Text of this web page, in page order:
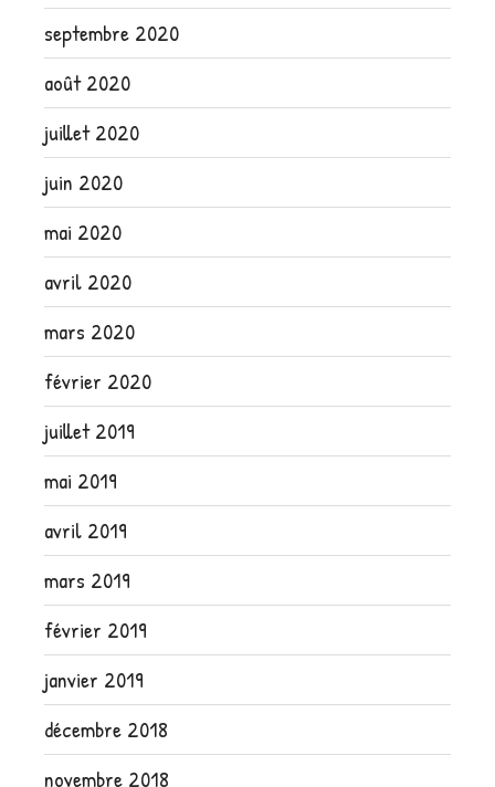
septembre 2020
août 2020
juillet 2020
juin 2020
mai 2020
avril 2020
mars 2020
février 2020
juillet 2019
mai 2019
avril 2019
mars 2019
février 2019
janvier 2019
décembre 2018
novembre 2018